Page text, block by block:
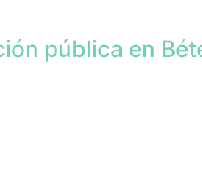
pública en